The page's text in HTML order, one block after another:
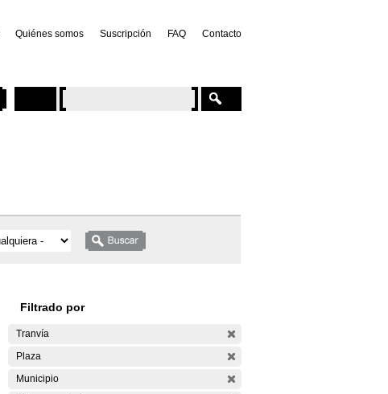
Quiénes somos Suscripción FAQ Contacto
Filtrado por
Tranvía
Plaza
Municipio